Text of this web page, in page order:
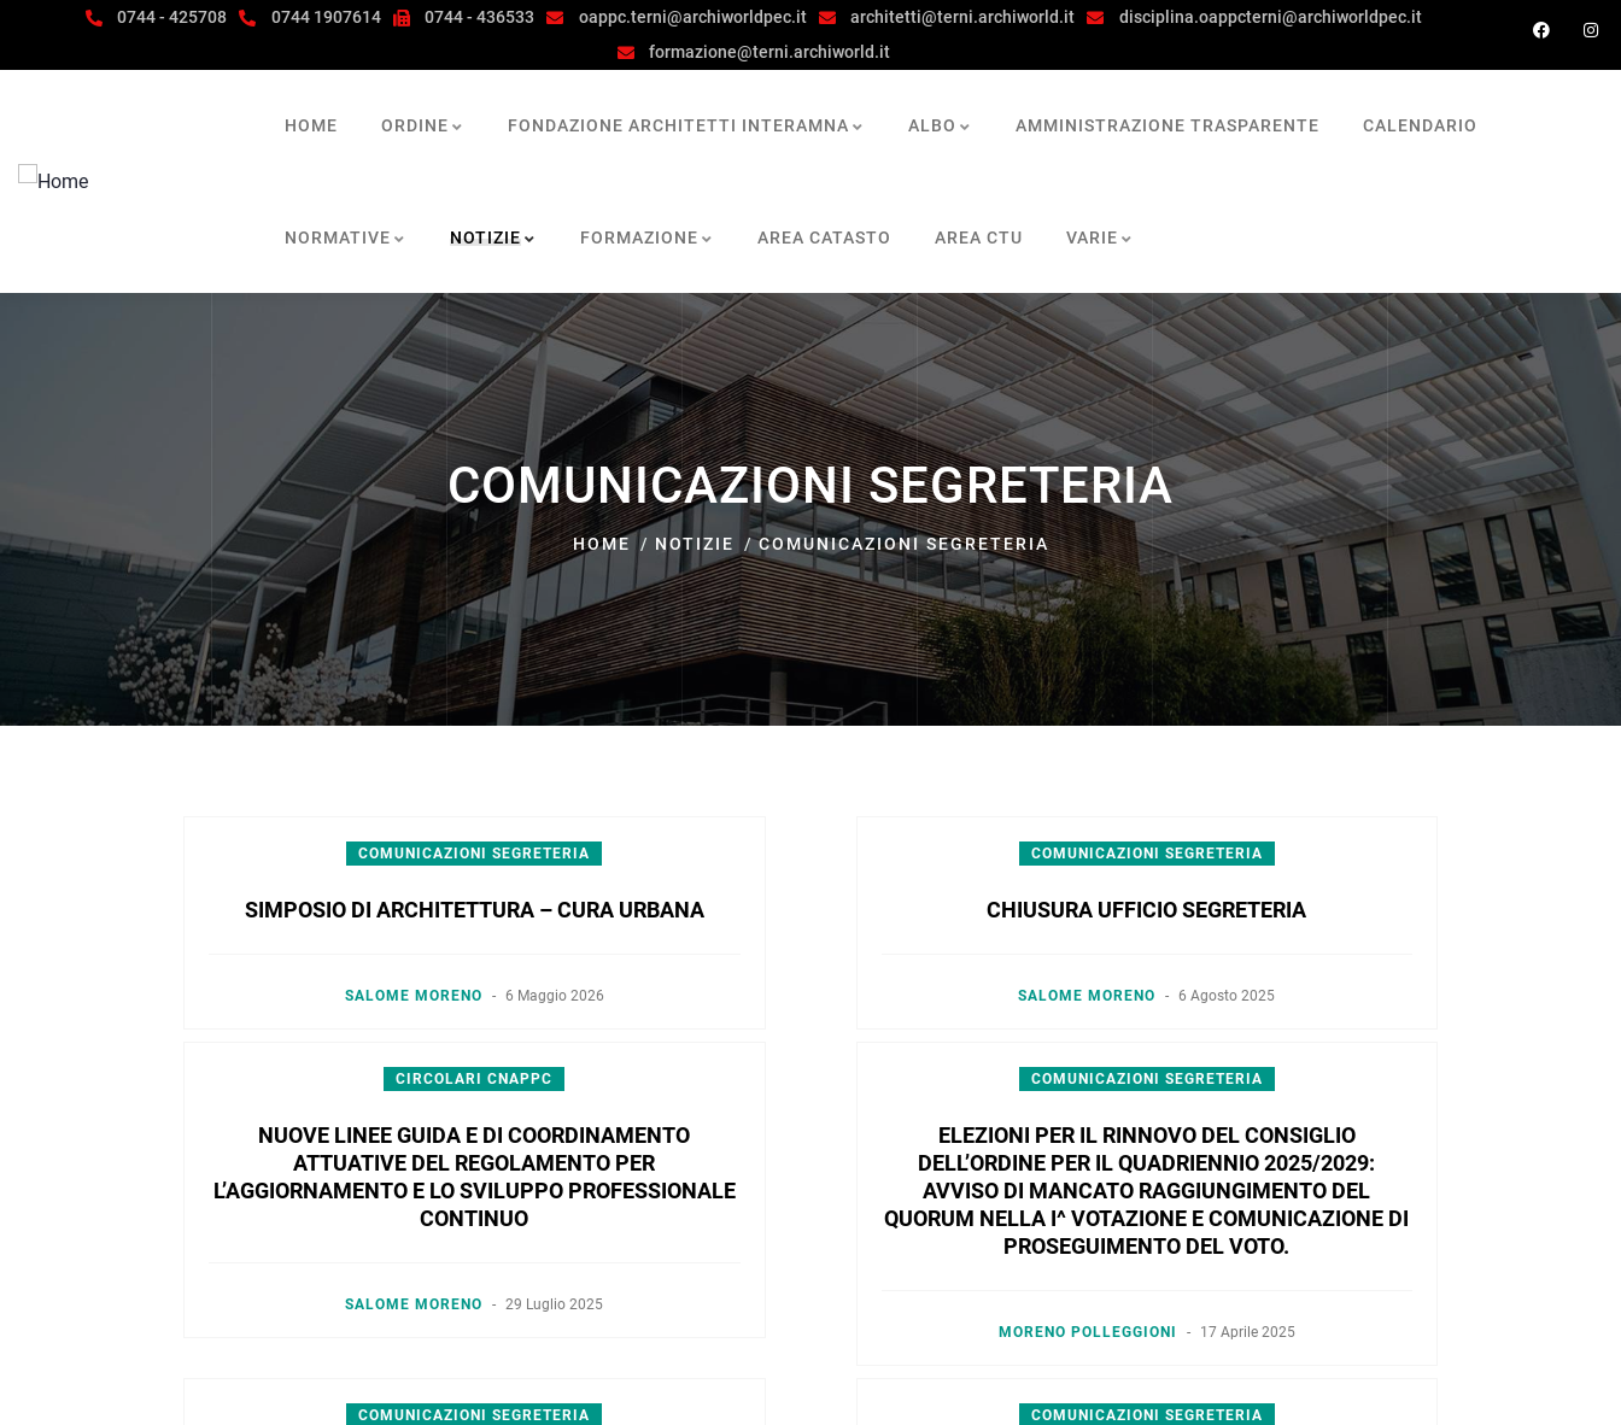
0744 - 425708 0744 1907614 0744 - 436533 oappc.terni@archiworldpec.it architetti@terni.archiworld.it
disciplina.oappcterni@archiworldpec.it
formazione@terni.archiworld.it
HOME ORDINE FONDAZIONE ARCHITETTI INTERAMNA ALBO AMMINISTRAZIONE TRASPARENTE CALENDARIO
NORMATIVE NOTIZIE FORMAZIONE AREA CATASTO AREA CTU VARIE
COMUNICAZIONI SEGRETERIA
HOME NOTIZIE COMUNICAZIONI SEGRETERIA
COMUNICAZIONI SEGRETERIA
SIMPOSIO DI ARCHITETTURA – CURA URBANA
SALOME MORENO - 6 Maggio 2026
COMUNICAZIONI SEGRETERIA
CHIUSURA UFFICIO SEGRETERIA
SALOME MORENO - 6 Agosto 2025
CIRCOLARI CNAPPC
NUOVE LINEE GUIDA E DI COORDINAMENTO
ATTUATIVE DEL REGOLAMENTO PER
L’AGGIORNAMENTO E LO SVILUPPO PROFESSIONALE
CONTINUO
SALOME MORENO - 29 Luglio 2025
COMUNICAZIONI SEGRETERIA
ELEZIONI PER IL RINNOVO DEL CONSIGLIO
DELL’ORDINE PER IL QUADRIENNIO 2025/2029:
AVVISO DI MANCATO RAGGIUNGIMENTO DEL
QUORUM NELLA I^ VOTAZIONE E COMUNICAZIONE DI
PROSEGUIMENTO DEL VOTO.
MORENO POLLEGGIONI - 17 Aprile 2025
COMUNICAZIONI SEGRETERIA COMUNICAZIONI SEGRETERIA